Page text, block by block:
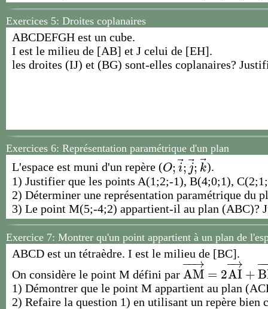
Exercices 5: Droites coplanaires
ABCDEFGH est un cube.
I est le milieu de [AB] et J celui de [EH].
les droites (IJ) et (BG) sont-elles coplanaires?
Exercices 6: Représentation paramétrique d'un plan
L'espace est muni d'un repère (O; i⃗; j⃗; k⃗
O;i →;j →;k
).
1) Justifier que les points A(1;2;-1), B(4;0;1),
2) Déterminer une représentation paramétrique du
3) Le point M(5;-4;2) appartient-il au plan (ABC)?
Exercice 7: Montrer qu'un point appartient à un plan de
ABCD est un tétraèdre. I est le milieu de [BC].
On considère le point M défini par AM
−→
−
= 2AI
−→
+ B
−
AM→= 2AI→+ B
1) Démontrer que le point M appartient au plan
2) Refaire la question 1) en utilisant un repère bien